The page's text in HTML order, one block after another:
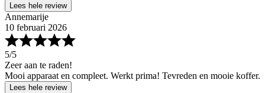
Lees hele review
Annemarije
10 februari 2026
5/5
Zeer aan te raden!
Mooi apparaat en compleet. Werkt prima! Tevreden en mooie koffer.
Lees hele review